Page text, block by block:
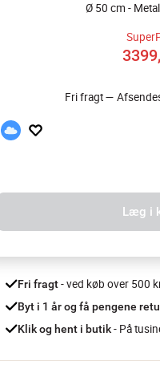
Ø 50 cm -
Fri fragt —
Læg i
Fri fragt - ved køb over 500
Byt i 1 år og få pengene
Klik og hent i butik - På